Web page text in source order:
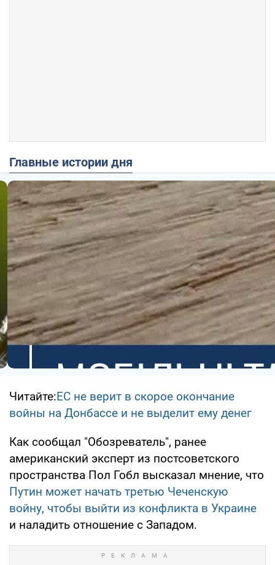
Главные истории дня
Читайте:ЕС не верит в скорое окончание
войны на Донбассе и не выделит ему денег
Как сообщал "Обозреватель", ранее
американский эксперт из постсоветского
пространства Пол Гобл высказал мнение, что
Путин может начать третью Чеченскую
войну, чтобы выйти из конфликта в Украине
и наладить отношение с Западом.